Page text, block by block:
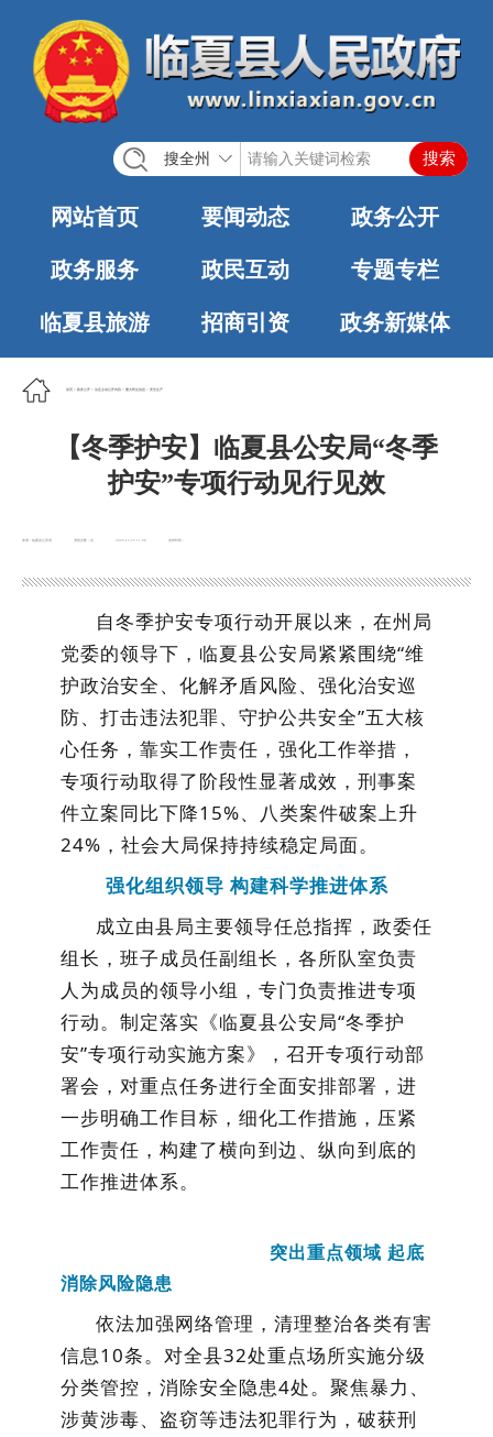
搜全州
网站首页 要闻动态 政务公开
政务服务 政民互动 专题专栏
临夏县旅游 招商引资 政务新媒体
首页 政务公开 法定主动公开内容 重大民生信息 安全生产
【冬季护安】临夏县公安局“冬季
护安”专项行动见行见效
来源：临夏县公安局 浏览次数： 发布时间：
2025-12-25 11:08
自冬季护安专项行动开展以来 ， 在州局
党委的领导下，临夏县公安局紧紧围绕“维
护政治安全、化解矛盾风险、强化治安巡
防、打击违法犯罪、守护公共安全”五大核
心任务， 靠实工作责任，强化工作举措，
专项行动取得了阶段性显著成效 ， 刑事案
件立案同比下降15%、八类案件破案上升
24%， 社会大局保持持续稳定 局面。
强化组织领导构建科学推进体系
成立由县局主要领导任总指挥，政委任
组长，班子成员任副组长，各所队室负责
人为成员的领导小组，专门负责推进专项
行动。 制定落实 《临夏县公安局“冬季护
安”专项行动实施方案》， 召开专项行动部
署会 ， 对重点任务进行全面安排部署，进
一步明确工作目标，细化工作措施，压紧
工作责任，构建了横向到边、纵向到底的
工作推进体系。
突出重点领域 起底
消除风险隐患
依法加强网络管理 ， 清理整治各类有害
信息10条。 对全县32处重点场所实施分级
分类管控，消除安全隐患4处。 聚焦暴力、
涉黄涉毒、盗窃等违法犯罪行为，破获刑